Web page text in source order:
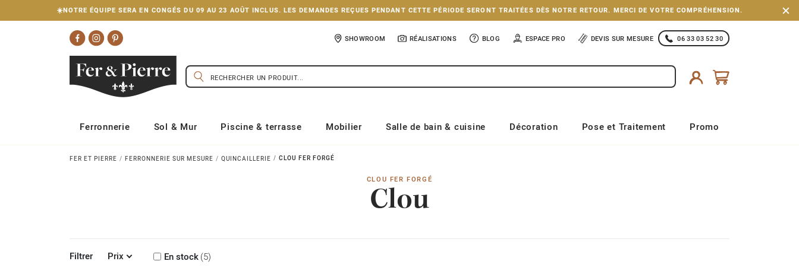
☀️NOTRE ÉQUIPE SERA EN CONGÉS DU 09 AU 23 AOÛT INCLUS. LES DEMANDES REÇUES PENDANT CETTE PÉRIODE SERONT TRAITÉES DÈS NOTRE RETOUR. MERCI DE VOTRE COMPRÉHENSION.
SHOWROOM RÉALISATIONS BLOG ESPACE PRO DEVIS SUR MESURE 06 33 03 52 30
Ferronnerie Sol & Mur Piscine & terrasse Mobilier Salle de bain & cuisine Décoration Pose et Traitement Promo
FER ET PIERRE FERRONNERIE SUR MESURE QUINCAILLERIE CLOU FER FORGÉ
CLOU FER FORGÉ
Clou
Filtrer Prix En stock 5